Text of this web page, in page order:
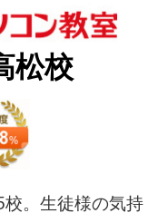
松校
。生徒様の気持